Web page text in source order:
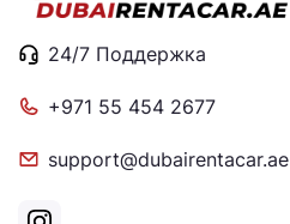
24/7 Поддержка
+971 55 454 2677
support@dubairentacar.ae